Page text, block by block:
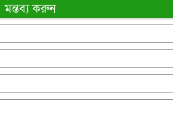
মন্তব্য করুন